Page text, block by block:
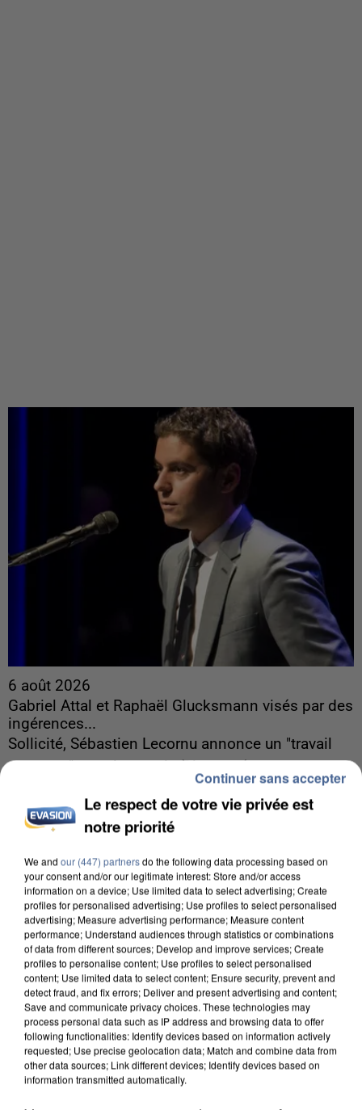
6 août 2026
Gabriel Attal et Raphaël Glucksmann visés par des
ingérences...
Sollicité, Sébastien Lecornu annonce un "travail
commun" avec les partis à la rentrée.
6 août 2026
Une touriste de l’Oise emportée par une coulée de
Le respect de votre vie privée est
notre priorité
We and our (447) partnersdo the following data processing based on
your consent and/or our legitimate interest: Store and/or access
information on a device; Use limited data to select advertising; Create
profiles for personalised advertising; Use profiles to select personalised
advertising; Measure advertising performance; Measure content
performance; Understand audiences through statistics or combinations
of data from different sources; Develop and improve services; Create
profiles to personalise content; Use profiles to select personalised
content; Use limited data to select content; Ensure security, prevent and
detect fraud, and fix errors; Deliver and present advertising and content;
Save and communicate privacy choices. These technologies may
process personal data such as IP address and browsing data to offer
following functionalities: Identify devices based on information actively
requested; Use precise geolocation data; Match and combine data from
other data sources; Link different devices; Identify devices based on
information transmitted automatically.
Continuer sans accepter